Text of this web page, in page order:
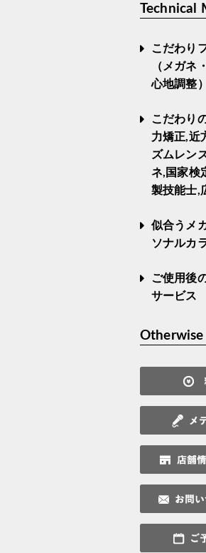
Technical
こだわり
（メガネ
心地調整）
こだわり
力矯正,近
ズムレン
ネ,国家検
製技能士,
似合うメ
ソナルカ
ご使用後
サービス
Otherwise